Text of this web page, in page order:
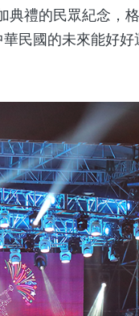
禮的民眾紀念，
民國的未來能好